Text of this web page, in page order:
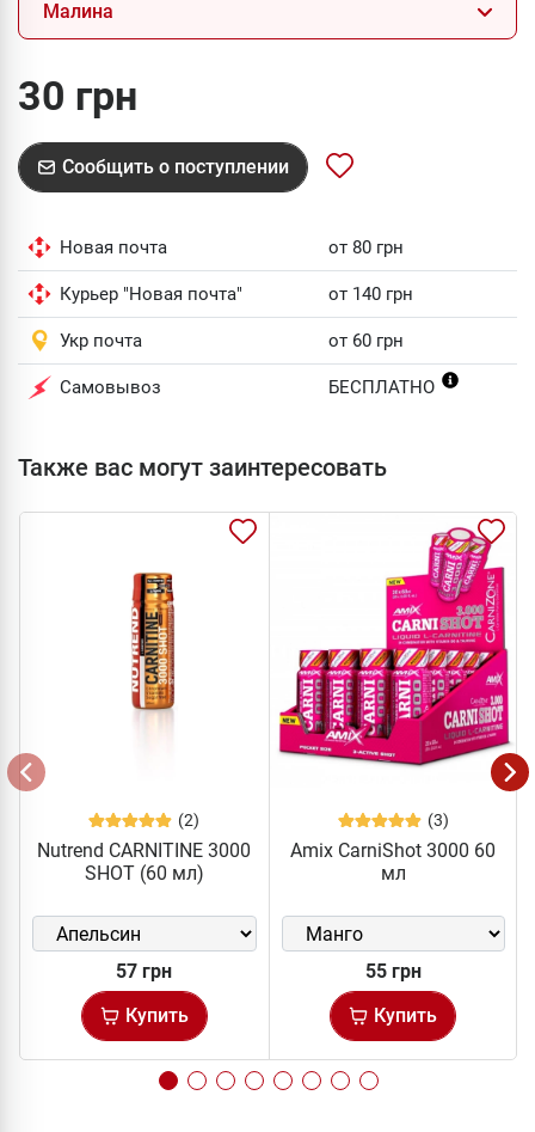
Малина
30 грн
Сообщить о поступлении
Новая почта от 80 грн
Курьер "Новая почта" от 140 грн
Укр почта от 60 грн
Самовывоз БЕСПЛАТНО
Также вас могут заинтересовать
(2)
Nutrend CARNITINE 3000
SHOT (60 мл)
57 грн
Купить
(3)
Amix CarniShot 3000 60
мл
55 грн
Купить